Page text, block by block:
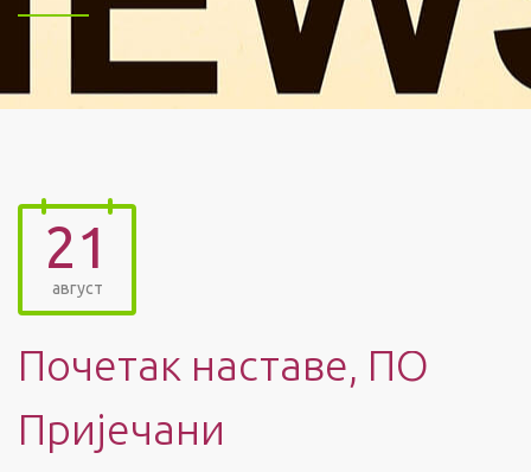
21
август
Почетак наставе, ПО
Пријечани